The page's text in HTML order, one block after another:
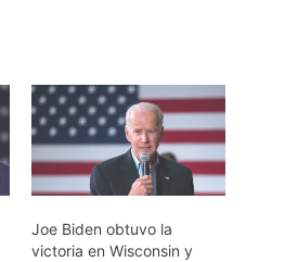
Joe Biden obtuvo la
victoria en Wisconsin y